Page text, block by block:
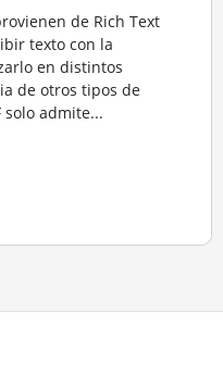
de Rich Text
texto con la
en distintos
de otros tipos de
solo admite...